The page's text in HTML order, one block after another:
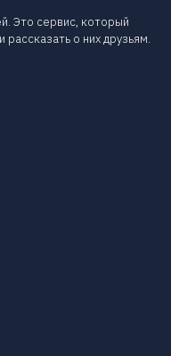
Это сервис, который
о них друзьям.